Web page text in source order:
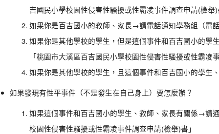
吉國民小學校園性侵害性騷擾或性霸凌事件調查申請(檢舉
如果你是百吉國小的教師、家長→請電話通知學務組（電
如果你是其他學校的學生，但是這個事件和百吉國小的
「桃園市大溪區百吉國民小學校園性侵害性騷擾或性霸凌
如果你是其他學校的學生，且這個事件和百吉國小的學
如果發現有性平事件（不是發生在自己身上）要怎麼辦？
如果這個事件和百吉國小的學生、教師、家長有關係→請
校園性侵害性騷擾或性霸凌事件調查申請(檢舉)書」